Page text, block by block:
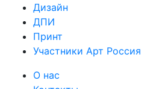
Дизайн
ДПИ
Принт
Участники Арт Россия
О нас